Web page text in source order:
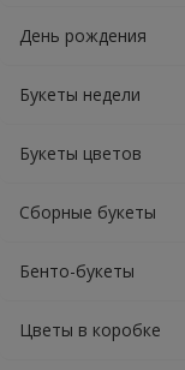
День рождения
Букеты недели
Букеты цветов
Сборные букеты
Бенто-букеты
Цветы в коробке